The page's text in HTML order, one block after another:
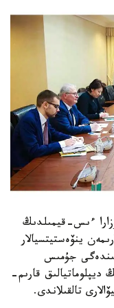
ءىس-قيمىلدىڭ
ينۆەستيتسيالار
جۇمىس
قارىم-
تالقىلاندى.